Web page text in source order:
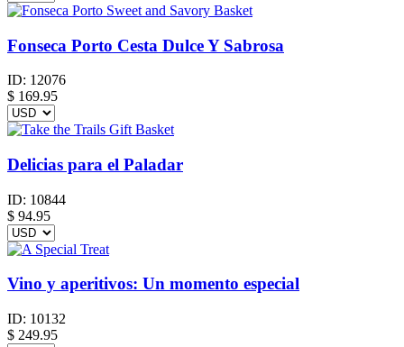
Fonseca Porto Cesta Dulce Y Sabrosa
ID: 12076
$ 169.95
Delicias para el Paladar
ID: 10844
$ 94.95
Vino y aperitivos: Un momento especial
ID: 10132
$ 249.95